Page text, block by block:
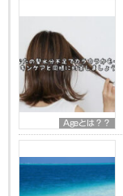
Ageとは？？